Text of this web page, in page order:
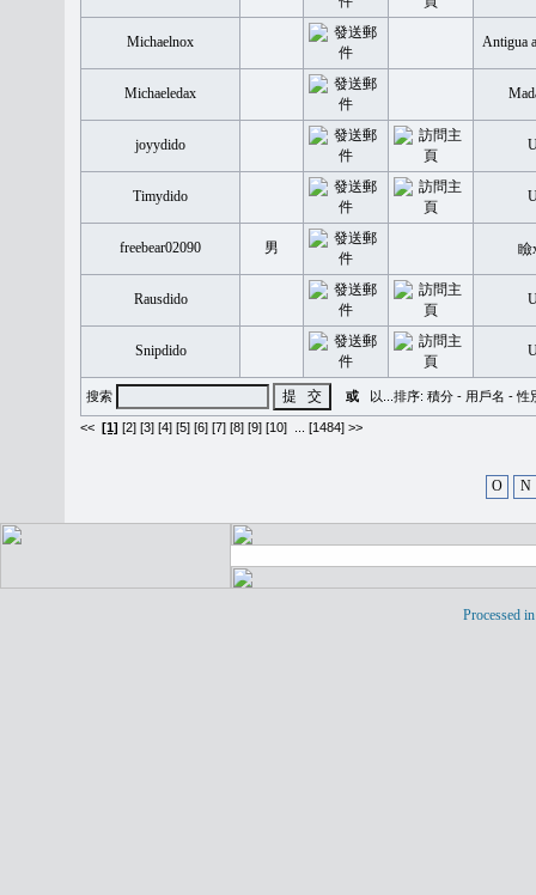
Michaelnox Antigua
Michaeledax
joyydido
Timydido
freebear02090 男
Rausdido
Snipdido
搜索 或 以...排序: 積分 - 用戶名 -性
<< [1] [2] [3] [4] [5] [6] [7] [8] [9] [10] [1484] >>
O N
Processed